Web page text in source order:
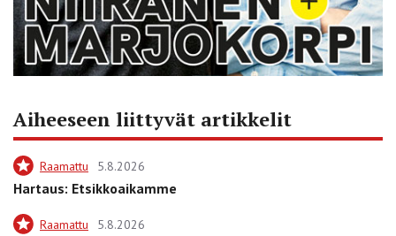
Aiheeseen liittyvät artikkelit
Raamattu 5.8.2026
Hartaus: Etsikkoaikamme
Raamattu 5.8.2026